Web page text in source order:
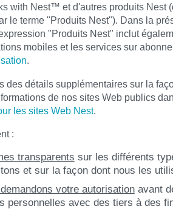
with Nest™ et d'autres produits Nest
le terme "Produits Nest"). Dans la
"Produits Nest" inclut
mobiles et les services sur
.
des détails supplémentaires sur la
de nos sites Web publics
les sites Web Nest.
:
transparents sur les différents
et sur la façon dont nous les
votre autorisationavant
personnelles avec des tiers à des